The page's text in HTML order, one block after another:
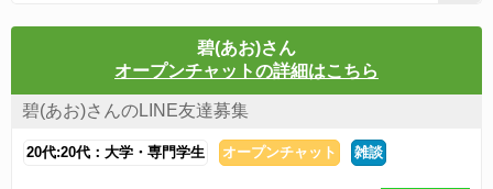
碧(あお)さん
オープンチャットの詳細はこちら
碧(あお)さんのLINE友達募集
20代:20代：大学・専門学生 オープンチャット 雑談